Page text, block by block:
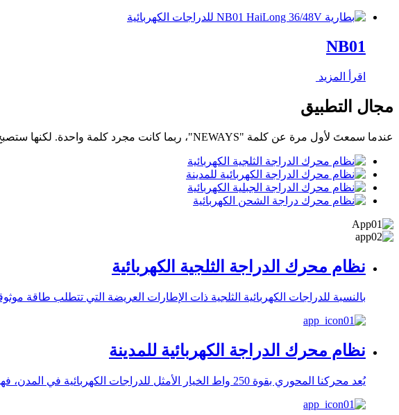
NB01
اقرأ المزيد
مجال التطبيق
عندما سمعتَ لأول مرة عن كلمة "NEWAYS"، ربما كانت مجرد كلمة واحدة. لكنها ستصبح كلمة جديدة.
نظام محرك الدراجة الثلجية الكهربائية
بالنسبة للدراجات الكهربائية الثلجية ذات الإطارات العريضة التي تتطلب طاقة موثوقة في الظروف
نظام محرك الدراجة الكهربائية للمدينة
يُعد محركنا المحوري بقوة 250 واط الخيار الأمثل للدراجات الكهربائية في المدن، فهو يجمع بين التصميم خفيف الوزن، والتنوع، والموثوقية العالية. يتميز بتروس حلزونية، وكفاءة عالية، وتشغيل سلس.